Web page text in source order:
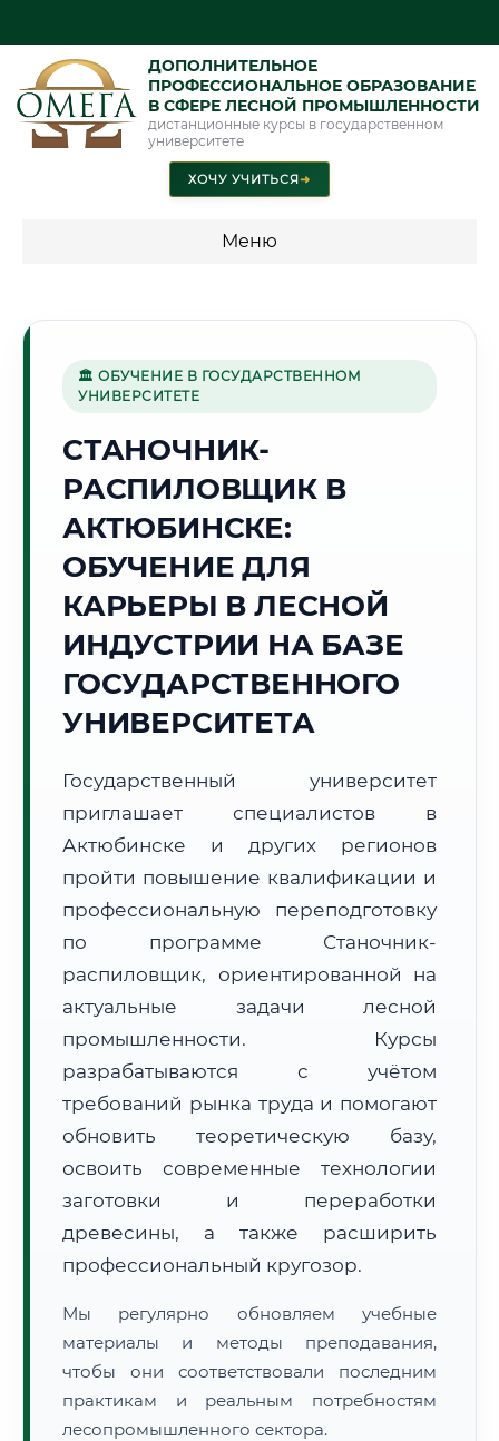
ДОПОЛНИТЕЛЬНОЕ
ПРОФЕССИОНАЛЬНОЕ ОБРАЗОВАНИЕ
В СФЕРЕ ЛЕСНОЙ ПРОМЫШЛЕННОСТИ
дистанционные курсы в государственном
университете
ХОЧУ УЧИТЬСЯ➜
Меню
промышленность"
🌅
Г. АКТЮБИНСК
Точное местное время:
16:39:40
Пятница, 7 Августа
Погода в г. Актюбинск:
🌅 Восход:05:49 🌇 Закат:
21:19
Световой день: 15 ч. 30 мин.
📍 Региональная справка г. Актюбинск
Субъект:
Республика Казахстан
Тел. код:
+7 (7132)
Почтовые индексы:
030000–030020
Часовой пояс:
UTC+5
Формат учебы:
Дистанционно
Расчет логистики оригиналов:
• Экспресс-доставка СДЭК / Почтой:
3–5 рабочих дней
📜 Документы и аккредитация
🏛 ОБУЧЕНИЕ В ГОСУДАРСТВЕННОМ
УНИВЕРСИТЕТЕ
СТАНОЧНИК-
РАСПИЛОВЩИК В
АКТЮБИНСКЕ:
ОБУЧЕНИЕ ДЛЯ
КАРЬЕРЫ В ЛЕСНОЙ
ИНДУСТРИИ НА БАЗЕ
ГОСУДАРСТВЕННОГО
УНИВЕРСИТЕТА
Государственный университет
приглашает специалистов в
Актюбинске и других регионов
пройти повышение квалификации и
профессиональную переподготовку
по программе Станочник-
распиловщик, ориентированной на
актуальные задачи лесной
промышленности. Курсы
разрабатываются с учётом
требований рынка труда и помогают
обновить теоретическую базу,
освоить современные технологии
заготовки и переработки
древесины, а также расширить
профессиональный кругозор.
Мы регулярно обновляем учебные
материалы и методы преподавания,
чтобы они соответствовали последним
практикам и реальным потребностям
лесопромышленного сектора.